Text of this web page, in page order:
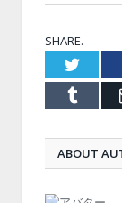
SHARE.
ABOUT